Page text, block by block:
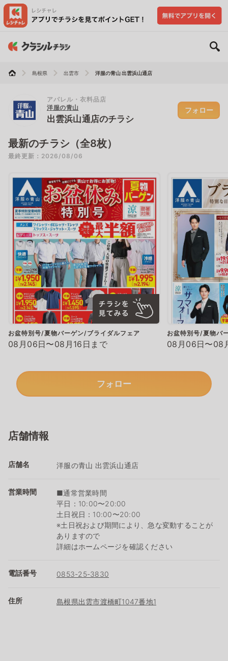
島根県 出雲市 洋服の青山 出雲浜山通店
アパレル・衣料品店
洋服の青山
出雲浜山通店のチラシ
フォロー
最新のチラシ（全8枚）
最終更新：2026/08/06
お盆特別号/夏物バーゲン/ブライダルフェア
08月06日〜08月16日まで
お盆特別号/夏物バ
08月06日〜08
フォロー
店舗情報
店舗名 洋服の青山 出雲浜山通店
営業時間
■通常営業時間
平日：10:00〜20:00
土日祝日：10:00〜20:00
※土日祝および期間により、急な変動することが
ありますので
詳細はホームページを確認ください
電話番号 0853-25-3830
住所 島根県出雲市渡橋町1047番地1